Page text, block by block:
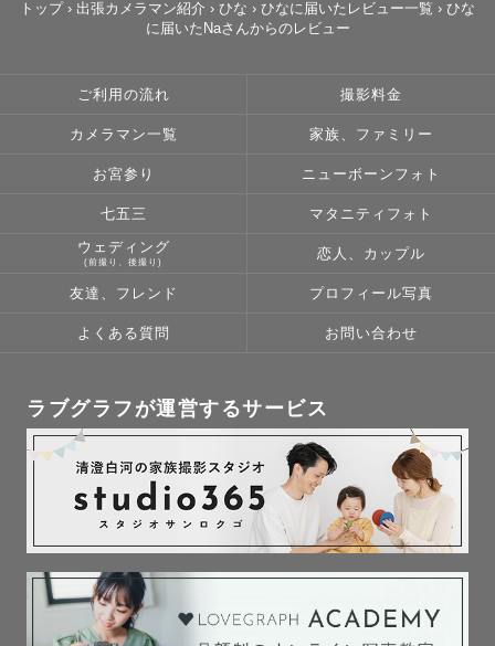
トップ › 出張カメラマン紹介 › ひな › ひなに届いたレビュー一覧 › ひな
に届いたNaさんからのレビュー
ご利用の流れ 撮影料金
カメラマン一覧 家族、ファミリー
お宮参り ニューボーンフォト
七五三 マタニティフォト
ウェディング
(前撮り、後撮り)
恋人、カップル
友達、フレンド プロフィール写真
よくある質問 お問い合わせ
ラブグラフが運営するサービス